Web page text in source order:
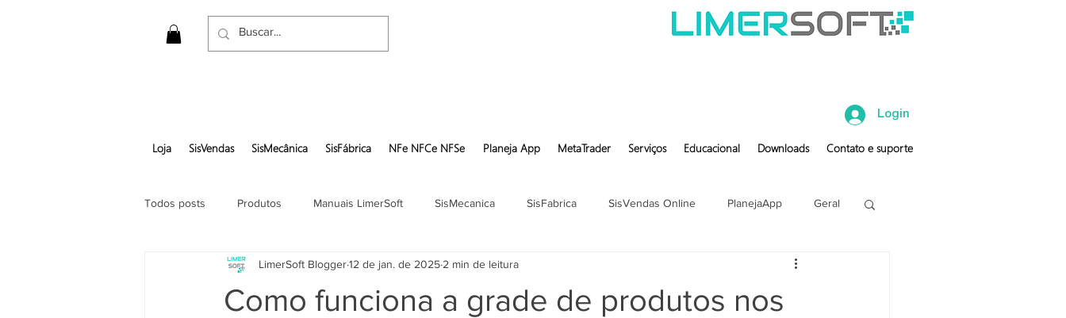
Login
Loja SisVendas SisMecânica SisFábrica NFe NFCe NFSe Planeja App MetaTrader Serviços Educacional Downloads Contato e suporte
Todos posts Produtos Manuais LimerSoft SisMecanica SisFabrica SisVendas Online PlanejaApp Geral
Gerar pedido em pdf
Como funciona a grade de produtos nos
LimerSoft Blogger12 de jan. de 20252 min de leitura